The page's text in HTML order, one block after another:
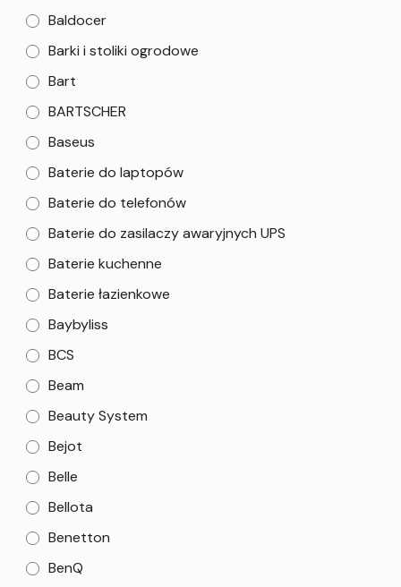
Baldocer
Barki i stoliki ogrodowe
Bart
BARTSCHER
Baseus
Baterie do laptopów
Baterie do telefonów
Baterie do zasilaczy awaryjnych UPS
Baterie kuchenne
Baterie łazienkowe
Baybyliss
BCS
Beam
Beauty System
Bejot
Belle
Bellota
Benetton
BenQ